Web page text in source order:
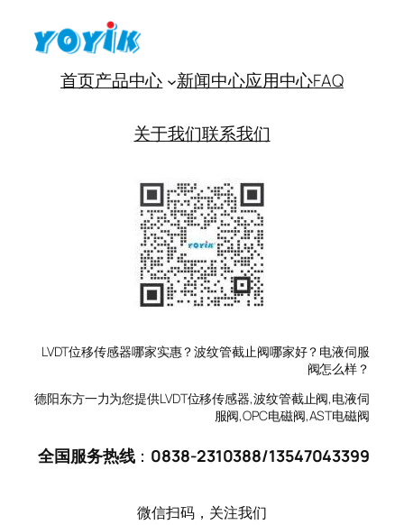
首页产品中心 新闻中心应用中心FAQ
关于我们联系我们
LVDT位移传感器哪家实惠？波纹管截止阀哪家好？电液伺服
阀怎么样？
德阳东方一力为您提供LVDT位移传感器,波纹管截止阀,电液伺
服阀,OPC电磁阀,AST电磁阀
全国服务热线： 0838-2310388/13547043399
微信扫码，关注我们